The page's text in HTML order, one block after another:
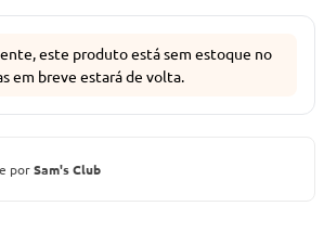
este produto está sem estoque no
em breve estará de volta.
porSam's Club